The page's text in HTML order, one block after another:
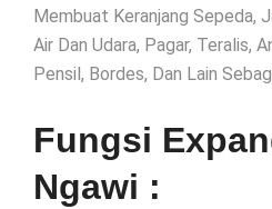
Membuat Keranjang Sepeda,
Air Dan Udara, Pagar, Teralis,
Pensil, Bordes, Dan Lain
Fungsi
Ngawi :